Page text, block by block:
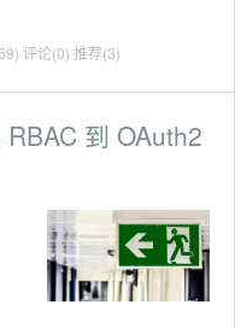
评论(0) 推荐(3)
到 OAuth2